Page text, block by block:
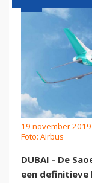
19 november
Foto: Airbus
DUBAI - De
een